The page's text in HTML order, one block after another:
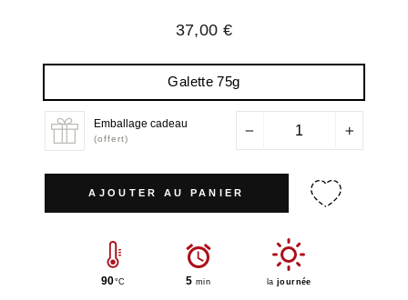
Prix
37,00 €
Galette 75g
Emballage cadeau
(offert)
AJOUTER AU PANIER
90°C 5 min lajournée